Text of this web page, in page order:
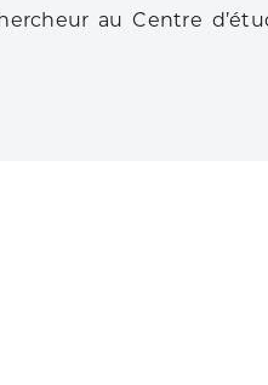
au Centre